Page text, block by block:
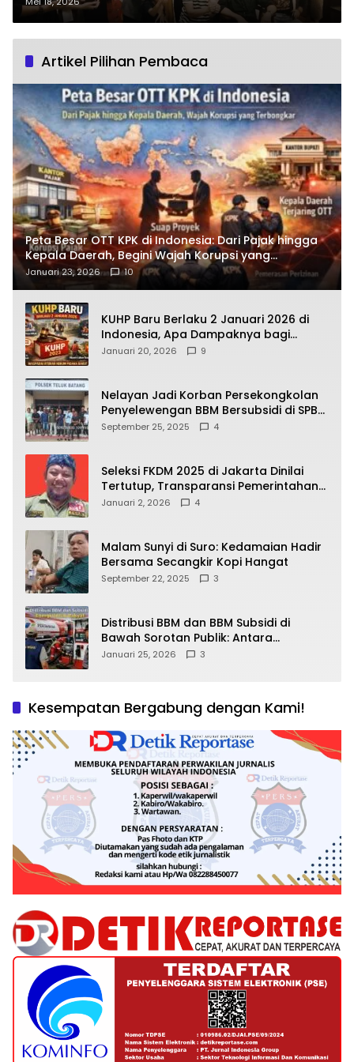
Hiburan dan Lahirkan Bintang
Artikel Pilihan Pembaca
Peta Besar OTT KPK di Indonesia: Dari Pajak hingga
Kepala Daerah, Begini Wajah Korupsi yang
Terbongkar
Januari 23, 2026 10
KUHP Baru Berlaku 2 Januari 2026 di
Indonesia, Apa Dampaknya bagi
Kehidupan Warga? Ini Aturan Kunci
Januari 20, 2026 9
Nelayan Jadi Korban Persekongkolan
Penyelewengan BBM Bersubsidi di SPBU
64.78809 Teluk Batang
September 25, 2025 4
Seleksi FKDM 2025 di Jakarta Dinilai
Tertutup, Transparansi Pemerintahan
Pramono–Rano Dipertanyakan
Januari 2, 2026 4
Malam Sunyi di Suro: Kedamaian Hadir
Bersama Secangkir Kopi Hangat
September 22, 2025 3
Distribusi BBM dan BBM Subsidi di
Bawah Sorotan Publik: Antara
Kepentingan Negara, Hak Konsumen,
Januari 25, 2026 3
Kesempatan Bergabung dengan Kami!